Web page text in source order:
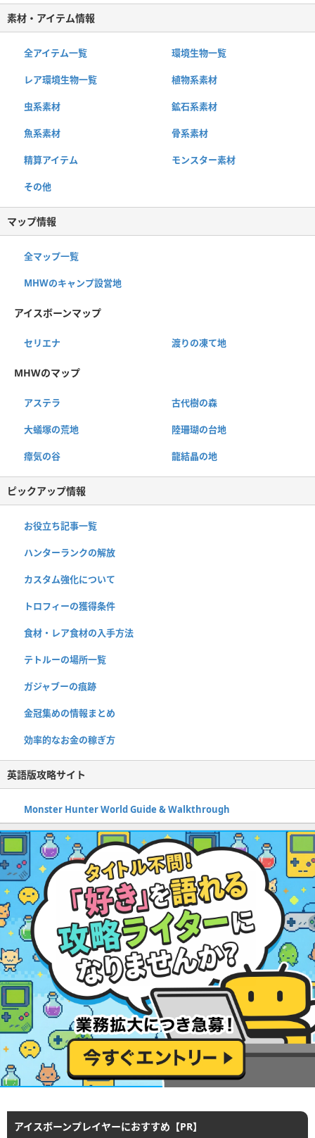
素材・アイテム情報
全アイテム一覧 環境生物一覧
レア環境生物一覧 植物系素材
虫系素材 鉱石系素材
魚系素材 骨系素材
精算アイテム モンスター素材
その他
マップ情報
全マップ一覧
MHWのキャンプ設営地
アイスボーンマップ
セリエナ 渡りの凍て地
MHWのマップ
アステラ 古代樹の森
大蟻塚の荒地 陸珊瑚の台地
瘴気の谷 龍結晶の地
ピックアップ情報
お役立ち記事一覧
ハンターランクの解放
カスタム強化について
トロフィーの獲得条件
食材・レア食材の入手方法
テトルーの場所一覧
ガジャブーの痕跡
金冠集めの情報まとめ
効率的なお金の稼ぎ方
英語版攻略サイト
Monster Hunter World Guide & Walkthrough
アイスボーンプレイヤーにおすすめ【PR】